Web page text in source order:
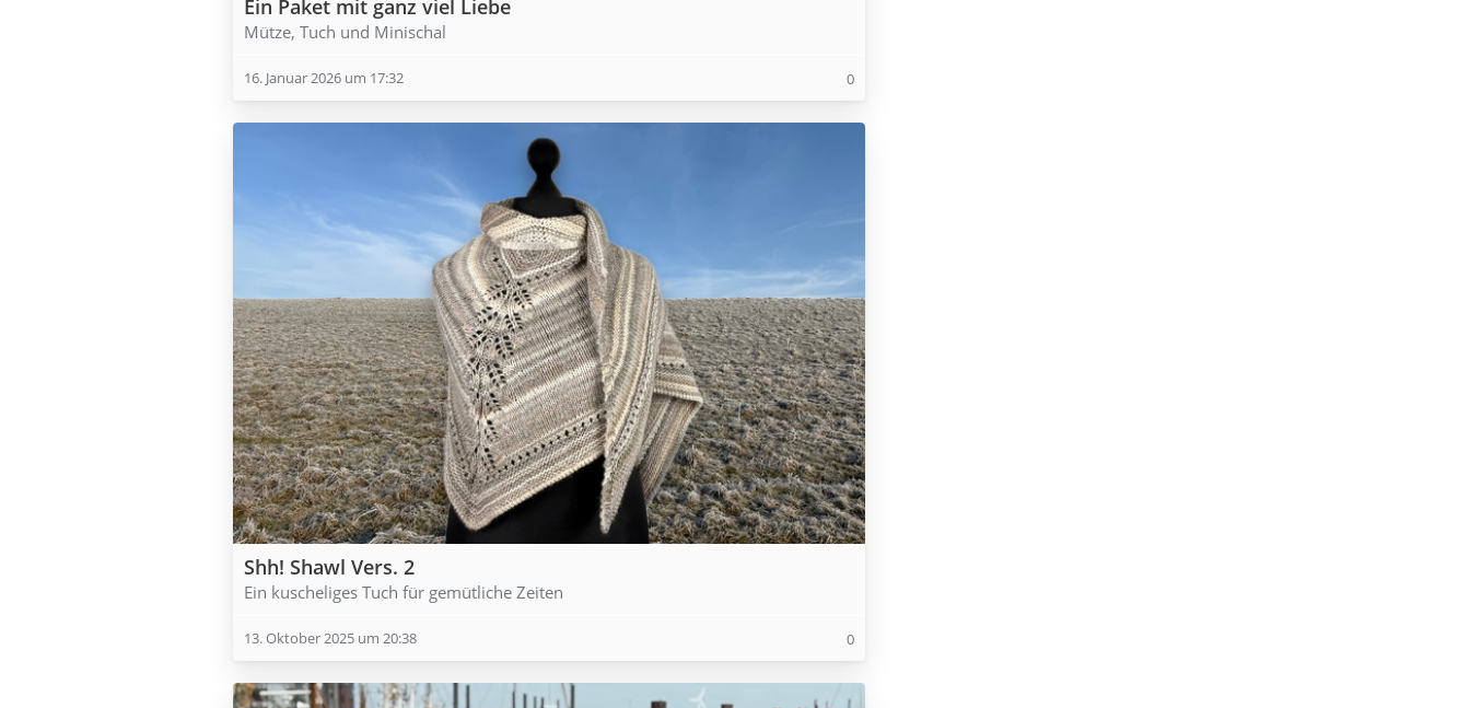
Ein Paket mit ganz viel Liebe
Mütze, Tuch und Minischal
16. Januar 2026 um 17:32 0
Shh! Shawl Vers. 2
Ein kuscheliges Tuch für gemütliche Zeiten
13. Oktober 2025 um 20:38 0